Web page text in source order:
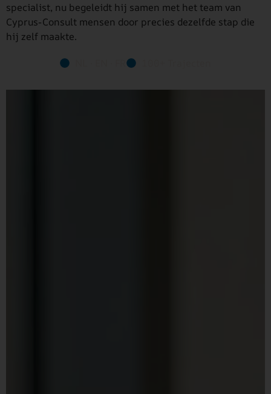
specialist, nu begeleidt hij samen met het team van
Cyprus-Consult mensen door precies dezelfde stap die
hij zelf maakte.